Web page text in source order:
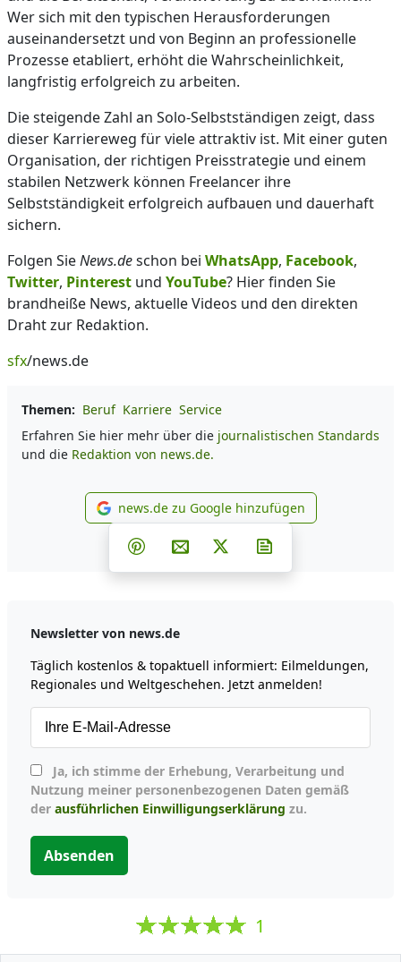
Wer sich mit den typischen Herausforderungen
auseinandersetzt und von Beginn an professionelle
Prozesse etabliert, erhöht die Wahrscheinlichkeit,
langfristig erfolgreich zu arbeiten.
Die steigende Zahl an Solo-Selbstständigen zeigt, dass
dieser Karriereweg für viele attraktiv ist. Mit einer guten
Organisation, der richtigen Preisstrategie und einem
stabilen Netzwerk können Freelancer ihre
Selbstständigkeit erfolgreich aufbauen und dauerhaft
sichern.
Folgen SieNews.deschon bei WhatsApp, Facebook,
Twitter, Pinterest und YouTube? Hier finden Sie
brandheiße News, aktuelle Videos und den direkten
Draht zur Redaktion.
sfx/news.de
Themen: Beruf Karriere Service
Erfahren Sie hier mehr über die journalistischen Standards
und die Redaktion von news.de.
news.de zu Google
news.de zu Google hinzufügen
Teilen auf Facebook
Teilen auf Whatsapp
Teilen auf Telegram
Teilen auf Pinterest
Per E-Mail teilen
Post auf X
Newsletter von news.de
Täglich kostenlos & topaktuell informiert: Eilmeldungen,
Regionales und Weltgeschehen. Jetzt anmelden!
Nutzung meiner personenbezogenen Daten gemäß
der ausführlichen Einwilligungserklärung zu.
Absenden
1